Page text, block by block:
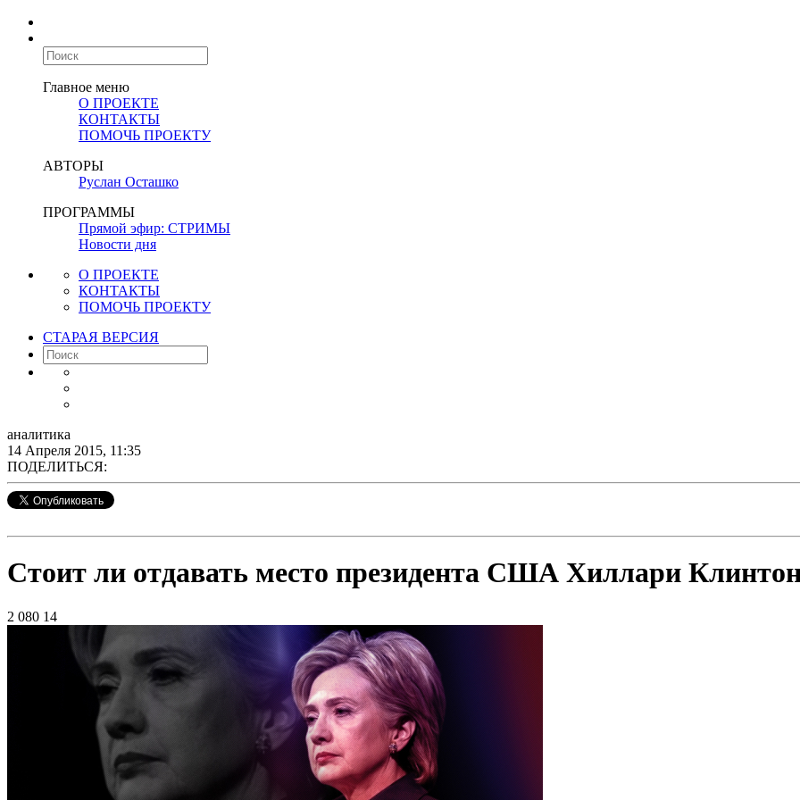
Главное меню
О ПРОЕКТЕ
КОНТАКТЫ
ПОМОЧЬ ПРОЕКТУ
АВТОРЫ
Руслан Осташко
ПРОГРАММЫ
Прямой эфир: СТРИМЫ
Новости дня
О ПРОЕКТЕ
КОНТАКТЫ
ПОМОЧЬ ПРОЕКТУ
СТАРАЯ ВЕРСИЯ
аналитика
14 Апреля 2015, 11:35
ПОДЕЛИТЬСЯ:
Стоит ли отдавать место президента США Хиллари
2 080 14